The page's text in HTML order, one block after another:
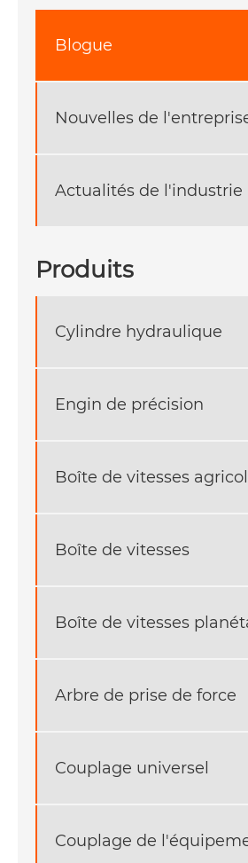
Blogue
Nouvelles de
Actualités de l'industrie
Produits
Cylindre hydraulique
Engin de précision
Boîte de vitesses
Boîte de vitesses
Boîte de vitesses
Arbre de prise de force
Couplage universel
Couplage de